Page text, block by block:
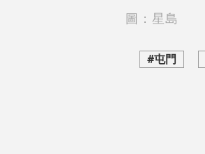
圖：星島
#屯門